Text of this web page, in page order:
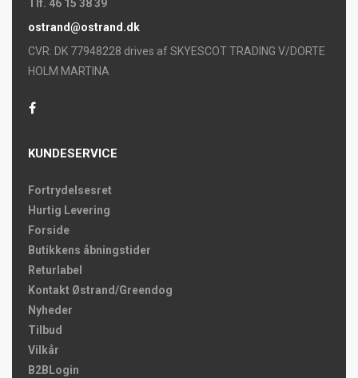
Tlf. 46 15 38 39
ostrand@ostrand.dk
CVR: DK 77948228 drives af SKYESCOT TRADING V/DORTE
HOLM MARTINA
KUNDESERVICE
Fortrydelsesret
Hurtig Levering
Forside
Butikkens åbningstider
Returlabel
Kontakt Østrand/Greendog
Nyheder
Tilbud
Vilkår
B2BLogin